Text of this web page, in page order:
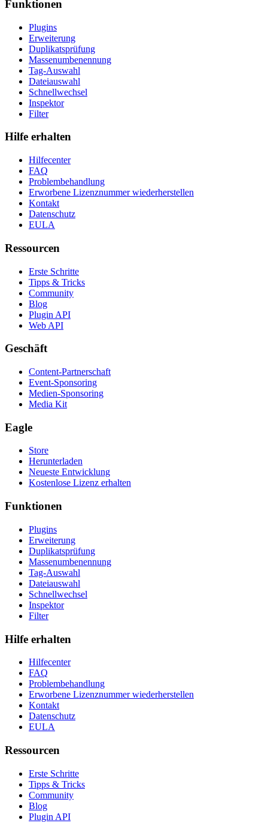
Funktionen
Plugins
Erweiterung
Duplikatsprüfung
Massenumbenennung
Tag-Auswahl
Dateiauswahl
Schnellwechsel
Inspektor
Filter
Hilfe erhalten
Hilfecenter
FAQ
Problembehandlung
Erworbene Lizenznummer wiederherstellen
Kontakt
Datenschutz
EULA
Ressourcen
Erste Schritte
Tipps & Tricks
Community
Blog
Plugin API
Web API
Geschäft
Content-Partnerschaft
Event-Sponsoring
Medien-Sponsoring
Media Kit
Eagle
Store
Herunterladen
Neueste Entwicklung
Kostenlose Lizenz erhalten
Funktionen
Plugins
Erweiterung
Duplikatsprüfung
Massenumbenennung
Tag-Auswahl
Dateiauswahl
Schnellwechsel
Inspektor
Filter
Hilfe erhalten
Hilfecenter
FAQ
Problembehandlung
Erworbene Lizenznummer wiederherstellen
Kontakt
Datenschutz
EULA
Ressourcen
Erste Schritte
Tipps & Tricks
Community
Blog
Plugin API